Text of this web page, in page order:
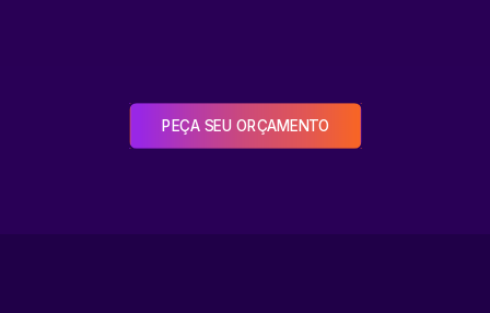
PEÇA SEU ORÇAMENTO